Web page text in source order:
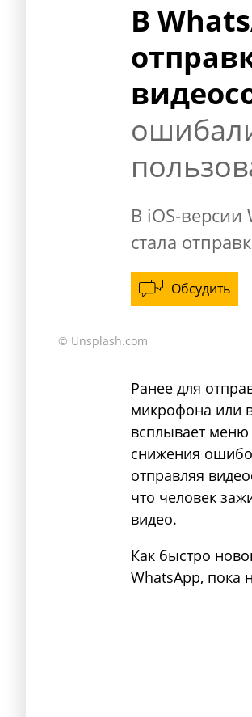
В
В iOS-
стала
Обсудить
© Unsplash.com
Ранее для
микрофона или
всплывает
снижения
отправляя
что человек
видео.
Как быстро
WhatsApp, пока